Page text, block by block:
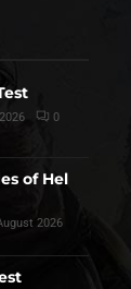
0
of Hel
2026